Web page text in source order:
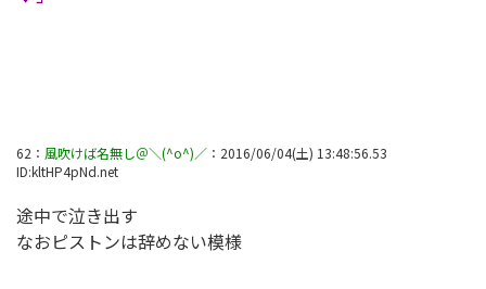
62 ： 風吹けば名無し＠＼(^o^)／ ： 2016/06/04(土) 13:48:56.53
ID:kltHP4pNd.net
途中で泣き出す
なおピストンは辞めない模様